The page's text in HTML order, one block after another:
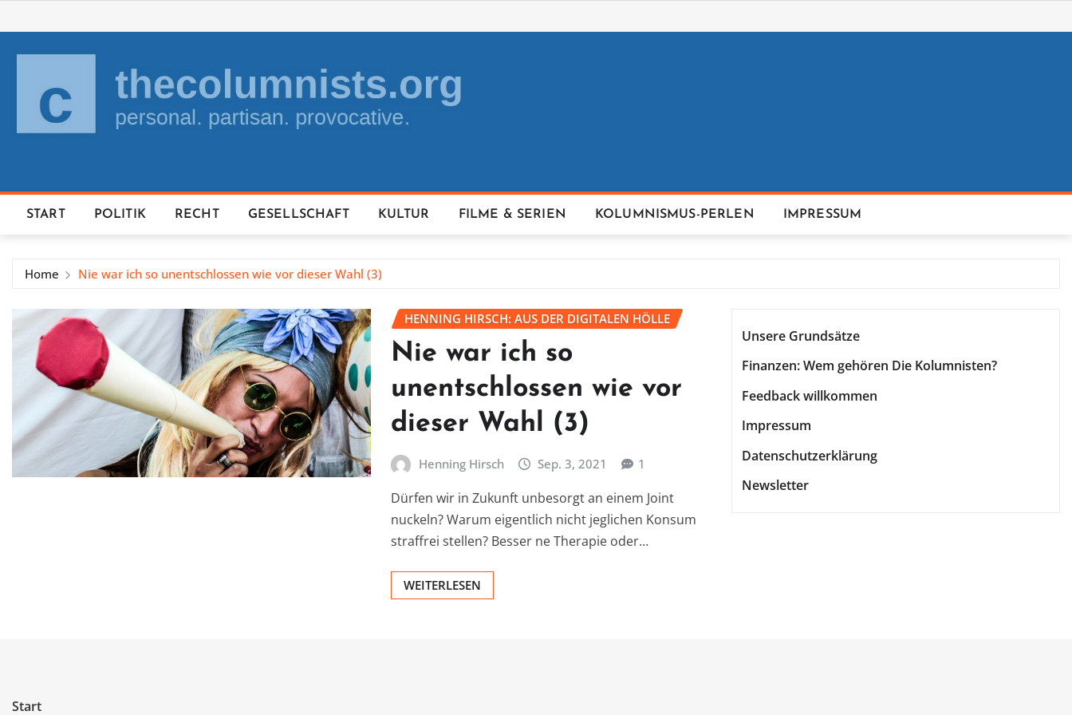
to
content
START POLITIK RECHT GESELLSCHAFT KULTUR FILME & SERIEN KOLUMNISMUS-PERLEN IMPRESSUM
Home Nie war ich so unentschlossen wie vor dieser Wahl (3)
HENNING HIRSCH: AUS DER DIGITALEN HÖLLE
Nie war ich so
unentschlossen wie vor
dieser Wahl (3)
Henning Hirsch Sep. 3, 2021 1
Dürfen wir in Zukunft unbesorgt an einem Joint
nuckeln? Warum eigentlich nicht jeglichen Konsum
straffrei stellen? Besser ne Therapie oder…
WEITERLESEN
Unsere Grundsätze
Finanzen: Wem gehören Die Kolumnisten?
Feedback willkommen
Impressum
Datenschutzerklärung
Newsletter
Start